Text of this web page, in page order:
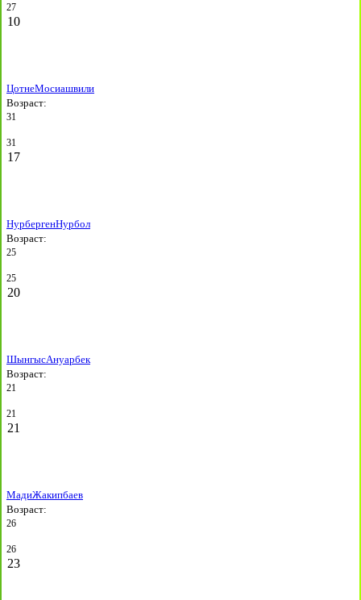
27
10
ЦотнеМосиашвили
Возраст:
31
31
17
НурбергенНурбол
Возраст:
25
25
20
ШынгысАнуарбек
Возраст:
21
21
21
МадиЖакипбаев
Возраст:
26
26
23